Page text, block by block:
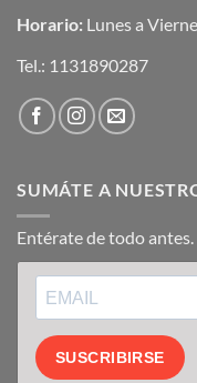
Horario: Lunes a
Tel.: 1131890287
SUMÁTE A
Entérate de todo antes.
SUSCRIBIRSE